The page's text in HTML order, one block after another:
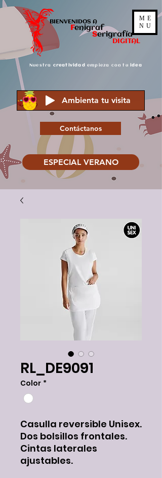
BIENVENIDOS A
Fenigraf
Serigrafía
DIGITAL
Nuestra creatividad empieza con tu idea
Ambienta tu visita
Contáctanos
ESPECIAL VERANO
ME
NU
RL_DE9091
Color *
Casulla reversible Unisex.
Dos bolsillos frontales.
Cintas laterales
ajustables.